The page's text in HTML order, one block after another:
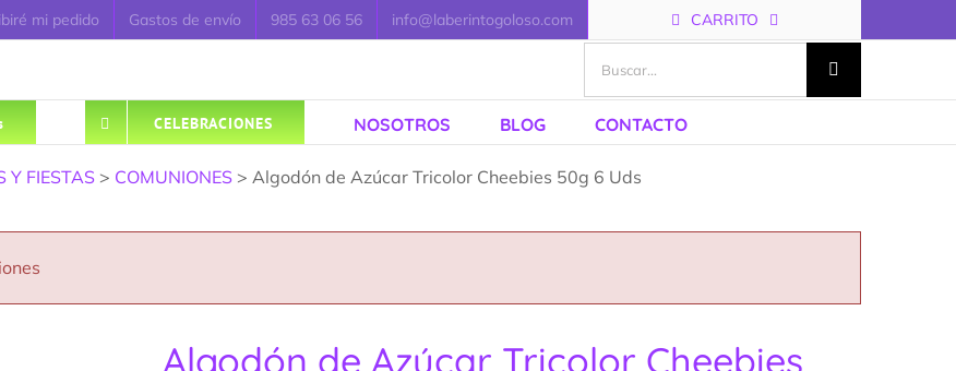
mi pedido Gastos de envío 985 63 06 56 info@laberintogoloso.com CARRITO
CELEBRACIONES NOSOTROS BLOG CONTACTO
Y FIESTAS > COMUNIONES > Algodón de Azúcar Tricolor Cheebies 50g 6 Uds
Algodón de Azúcar Tricolor Cheebies